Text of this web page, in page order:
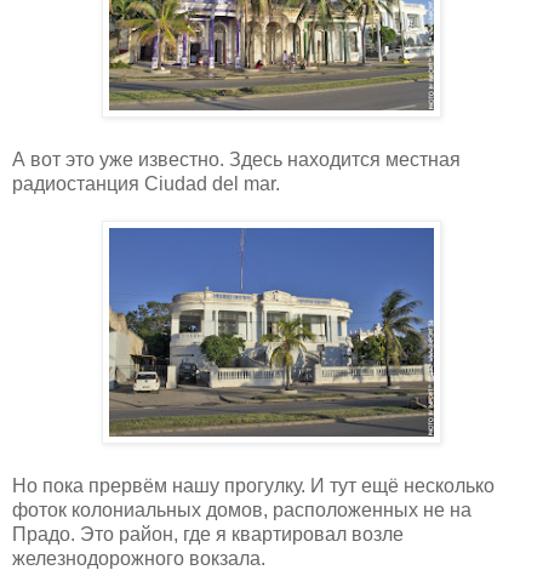
А вот это уже известно. Здесь находится местная
радиостанция Ciudad del mar.
Но пока прервём нашу прогулку. И тут ещё несколько
фоток колониальных домов, расположенных не на
Прадо. Это район, где я квартировал возле
железнодорожного вокзала.